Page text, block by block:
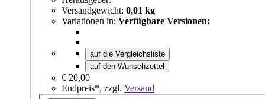
Versandgewicht: 0,01 kg
Variationen in: Verfügbare Versionen:
auf die Vergleichsliste
auf den Wunschzettel
€ 20,00
Endpreis*, zzgl. Versand